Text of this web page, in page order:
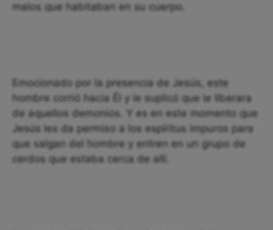
malos que habitaban en su cuerpo.
Emocionado por la presencia de Jesús, este
hombre corrió hacia Él y le suplicó que le liberara
de aquellos demonios. Y es en este momento que
Jesús les da permiso a los espíritus impuros para
que salgan del hombre y entren en un grupo de
cerdos que estaba cerca de allí.